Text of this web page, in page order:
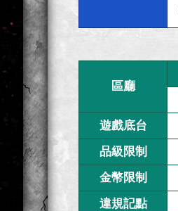
區廳
遊戲底台
品級限制
金幣限制
違規記點